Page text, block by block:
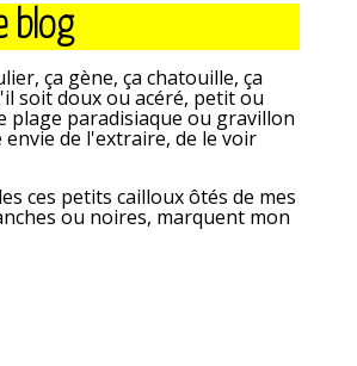
blog
ça gène, ça chatouille, ça
soit doux ou acéré, petit ou
plage paradisiaque ou gravillon
de l'extraire, de le voir
ces petits cailloux ôtés de mes
ou noires, marquent mon